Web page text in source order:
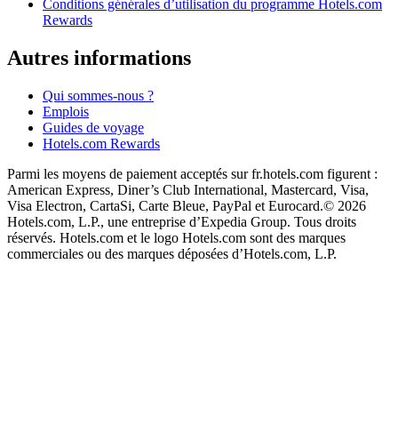
Conditions générales d’utilisation du programme Hotels.com
Rewards
Autres informations
Qui sommes-nous ?
Emplois
Guides de voyage
Hotels.com Rewards
Parmi les moyens de paiement acceptés sur fr.hotels.com figurent :
American Express, Diner’s Club International, Mastercard, Visa,
Visa Electron, CartaSi, Carte Bleue, PayPal et Eurocard.© 2026
Hotels.com, L.P., une entreprise d’Expedia Group. Tous droits
réservés. Hotels.com et le logo Hotels.com sont des marques
commerciales ou des marques déposées d’Hotels.com, L.P.